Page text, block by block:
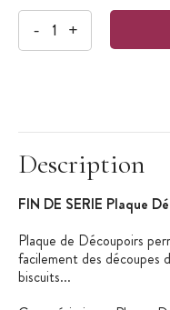
- +
Description
FIN DE SERIE Plaque
Plaque de Découpoirs
facilement des découpes
biscuits...